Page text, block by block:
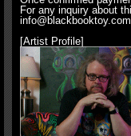
For any inquiry about
info@blackbooktoy.com
[Artist Profile]